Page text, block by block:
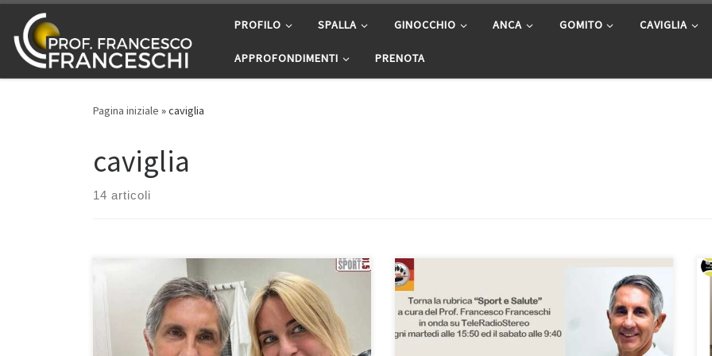
Passa al contenuto PROFILO SPALLA GINOCCHIO ANCA GOMITO CAVIGLIA
APPROFONDIMENTI PRENOTA
Pagina iniziale »caviglia
caviglia
14 articoli
Lesioni al Tendine d’Achille. Intervista al Prof.
Francesco Franceschi durante la rubrica “Salute e
Sport” con Marzia Caltagirone in onda su
CentroSuonoSport ogni martedì alle 22:00. Potete
La caviglia. Intervista nella rubrica “Sport e Salute” del
30/1/2024 in onda su Teleradiostereo ogni martedì
alle 15:50 ed il sabato alle 9:40 a cura del Prof.
Francesco Franceschi ortopedico a Roma. In questa